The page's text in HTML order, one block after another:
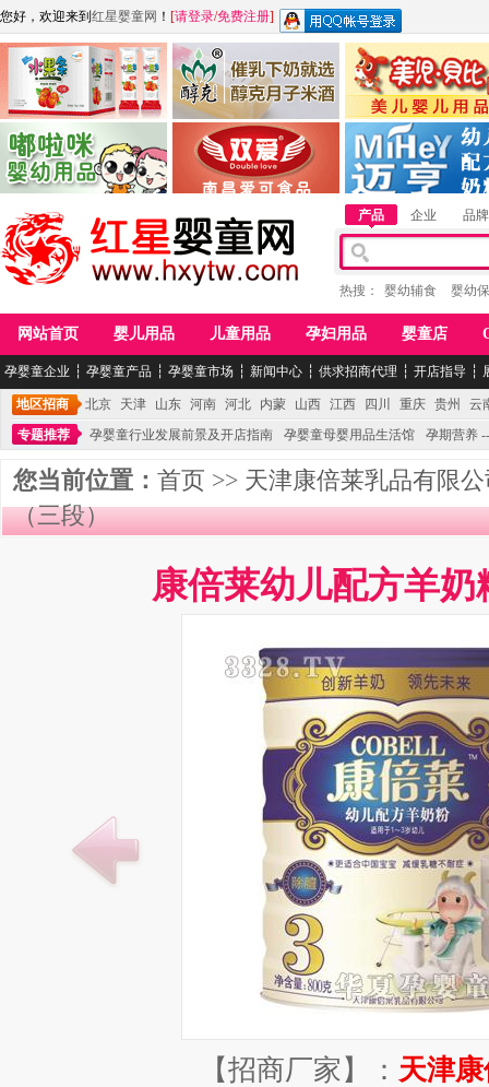
您好，欢迎来到 红星婴童网 ！ [请登录/免费注册]
江西麦嘟嘟食品有限公司
青岛嘟啦咪婴幼儿用品公司
江西醇之客月子米酒 惠州市美儿婴儿用品
湖南迈亨母婴用品有限
产品 企业 品牌
热搜： 婴幼辅食 婴幼
网站首页 婴儿用品 儿童用品 孕妇用品 婴童店
孕婴童企业 ┆ 孕婴童产品 ┆ 孕婴童市场 ┆ 新闻中心 ┆ 供求招商代理 ┆ 开店指导 ┆
地区招商 北京 天津 山东 河南 河北 内蒙 山西 江西 四川 重庆 贵州
云
专题推荐
孕婴童行业发展前景及开店指南 孕婴童母婴用品生活馆 孕期营养
您当前位置： 首页 >> 天津康倍莱乳品有限
（三段）
康倍莱幼儿配方羊奶
【招商厂家】： 天津